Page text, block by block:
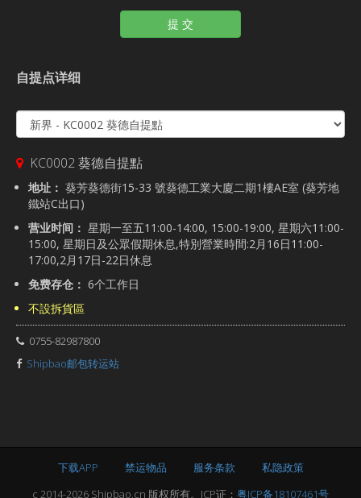
提 交
自提点详细
KC0002 葵德自提點
地址： 葵芳葵德街15-33 號葵德工業大廈二期1樓AE室 (葵芳地
鐵站C出口)
营业时间： 星期一至五11:00-14:00, 15:00-19:00, 星期六11:00-
15:00, 星期日及公眾假期休息,特別營業時間:2月16日11:00-
17:00,2月17日-22日休息
免费存仓： 6个工作日
不設拆貨區
0755-82987800
Shipbao邮包转运站
下载APP 禁运物品 服务条款
私隐政策
c 2014-2026 Shipbao.cn 版权所有。ICP证： 粤ICP备18107461号